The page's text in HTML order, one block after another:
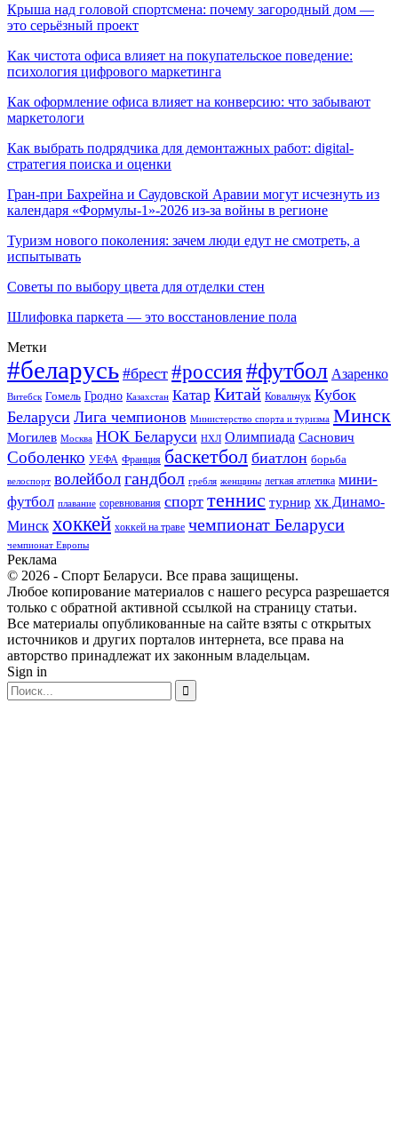
Крыша над головой спортсмена: почему загородный дом —
это серьёзный проект
Как чистота офиса влияет на покупательское поведение:
психология цифрового маркетинга
Как оформление офиса влияет на конверсию: что забывают
маркетологи
Как выбрать подрядчика для демонтажных работ: digital-
стратегия поиска и оценки
Гран-при Бахрейна и Саудовской Аравии могут исчезнуть из
календаря «Формулы-1»-2026 из-за войны в регионе
Туризм нового поколения: зачем люди едут не смотреть, а
испытывать
Советы по выбору цвета для отделки стен
Шлифовка паркета — это восстановление пола
Метки
#беларусь #брест #россия#футбол Азаренко
Витебск Гомель Гродно Казахстан Катар Китай Ковальчук Кубок
Беларуси Лига чемпионов Министерство спорта и туризма Минск
Могилев Москва НОК Беларуси НХЛ Олимпиада Саснович
Соболенко УЕФА Франция баскетбол биатлон борьба
велоспорт волейболгандбол гребля женщины легкая атлетика мини-
футбол плавание соревнования спорт теннис турнир хк Динамо-
Минск хоккей хоккей на траве чемпионат Беларуси
чемпионат Европы
Реклама
© 2026 - Спорт Беларуси. Все права защищены.
Любое копирование материалов с нашего ресурса разрешается
только с обратной активной ссылкой на страницу статьи.
Все материалы опубликованные на сайте взяты с открытых
источников и других порталов интернета, все права на
авторство принадлежат их законным владельцам.
Sign in